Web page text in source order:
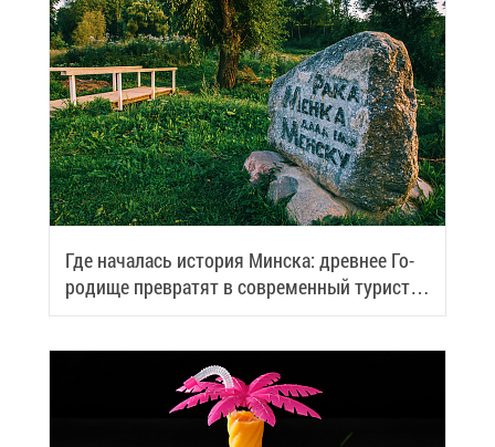
Где на­ча­лась ис­то­рия Мин­ска: древ­нее Го­
ро­ди­ще пре­вра­тят в со­вре­мен­ный ту­ри­сти­
че­ский центр